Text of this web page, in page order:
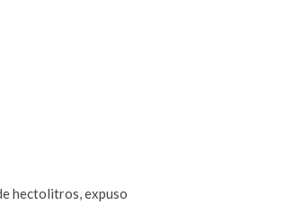
hectolitros, expuso